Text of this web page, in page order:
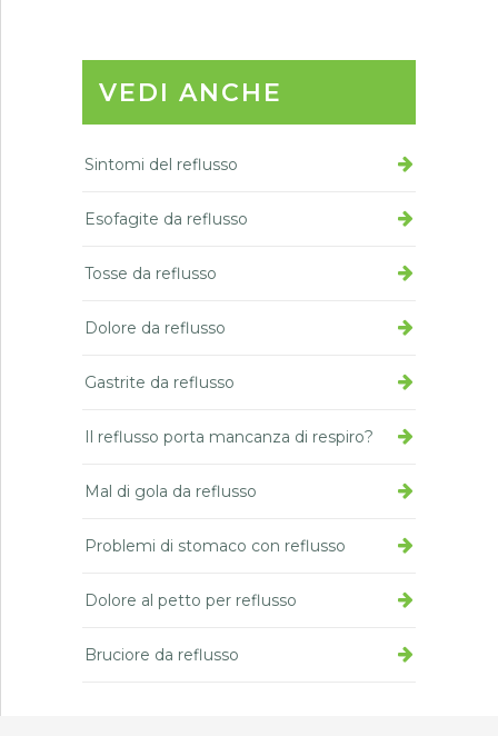
VEDI ANCHE
Sintomi del reflusso
Esofagite da reflusso
Tosse da reflusso
Dolore da reflusso
Gastrite da reflusso
Il reflusso porta mancanza di respiro?
Mal di gola da reflusso
Problemi di stomaco con reflusso
Dolore al petto per reflusso
Bruciore da reflusso